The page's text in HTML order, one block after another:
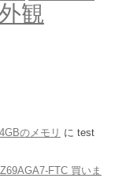
観
のメモリ に test
FTC 買いま